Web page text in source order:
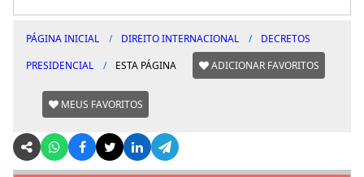
PÁGINA INICIAL DIREITO INTERNACIONAL
DECRETOS
PRESIDENCIAL
ESTA PÁGINA ADICIONAR FAVORITOS
MEUS FAVORITOS